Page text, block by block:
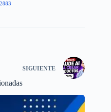
SIGUIENTE